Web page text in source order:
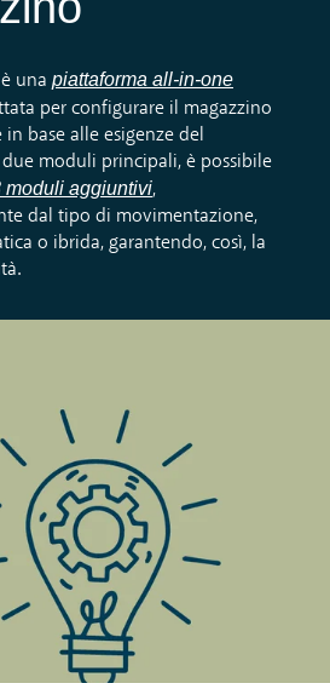
una piattaforma all-in-one
per configurare il magazzino
base alle esigenze del
due moduli principali, è possibile
moduli aggiuntivi,
dal tipo di movimentazione,
o ibrida, garantendo, così, la
alla segnalazione luminosa, le
dirette e immediate e gli errori
delle istruzioni vengono
ridotti e le operazioni
velocizzate.